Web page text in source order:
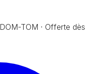
TOM · Offerte dès